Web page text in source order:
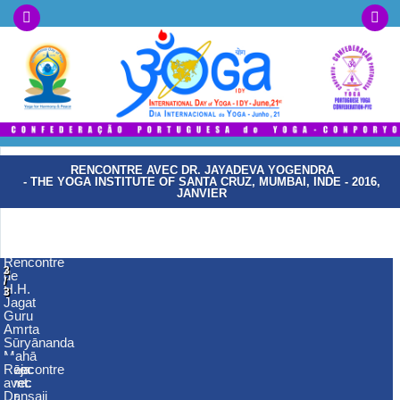
RENCONTRE AVEC DR. JAYADEVA YOGENDRA
- THE YOGA INSTITUTE OF SANTA CRUZ, MUMBAI, INDE - 2016,
JANVIER
1
/
3
Rencontre
de
H.H.
Jagat
Guru
Amrta
Sūryānanda
Mahā
Rāja
avec
Dr.
2
/
3
Avec
Smt.
Hansaji
3
/
3
Rencontre
avec
Dr.